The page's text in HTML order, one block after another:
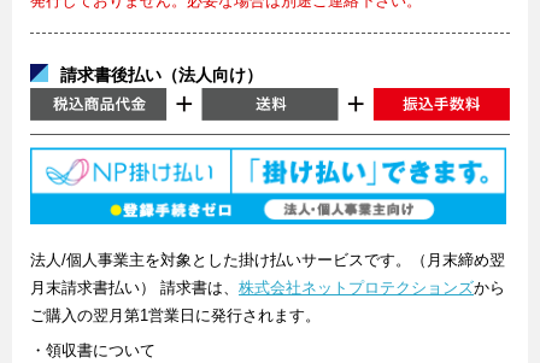
請求書後払い（法人向け）
法人/個人事業主を対象とした掛け払いサービスです。（月末締め翌
月末請求書払い） 請求書は、 株式会社ネットプロテクションズから
ご購入の翌月第1営業日に発行されます。
・領収書について